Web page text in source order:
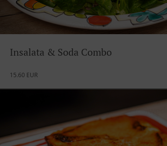
Insalata & Soda Combo
15.60 EUR